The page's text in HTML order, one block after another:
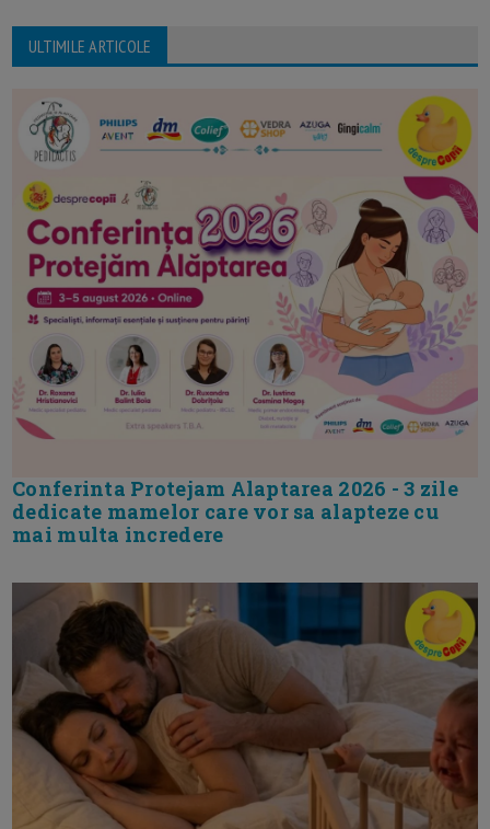
ULTIMILE ARTICOLE
Conferinta Protejam Alaptarea 2026 - 3 zile
dedicate mamelor care vor sa alapteze cu
mai multa incredere